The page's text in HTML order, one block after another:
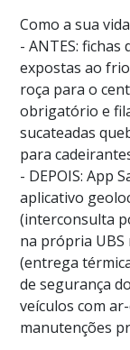
Como a sua
- ANTES: fichas
expostas ao
roça para o
obrigatório e
sucateadas
para
- DEPOIS: App
aplicativo
(interconsulta
na própria UBS
(entrega
de segurança
veículos com
manutenções